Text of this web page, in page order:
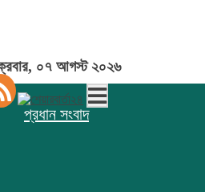
০৭ আগস্ট ২০২৬
প্রধান সংবাদ